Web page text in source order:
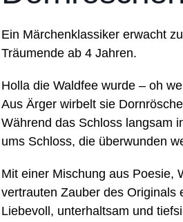
Ein Märchenklassiker erwacht
Träumende ab 4 Jahren.
Holla die Waldfee wurde – oh
Aus Ärger wirbelt sie
Während das Schloss langsam
ums Schloss, die überwunden
Mit einer Mischung aus Poesie,
vertrauten Zauber des Originals
Liebevoll, unterhaltsam und